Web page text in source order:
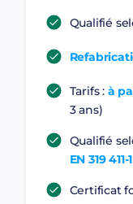
Qualifié
Tarifs : à
3 ans)
Qualifié
EN 319 411-1
Certificat